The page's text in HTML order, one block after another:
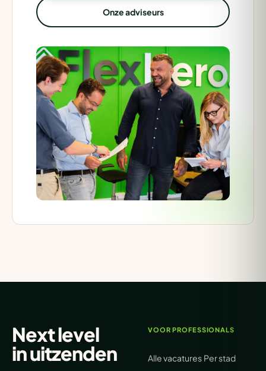
Onze adviseurs
Next level
inuitzenden
VOOR PROFESSIONALS
Alle vacatures Per stad